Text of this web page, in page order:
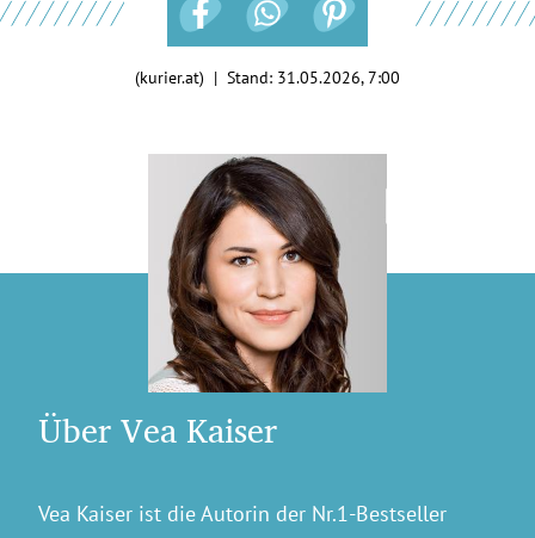
(kurier.at) | Stand: 31.05.2026, 7:00
Über Vea Kaiser
Vea Kaiser ist die Autorin der Nr.1-Bestseller